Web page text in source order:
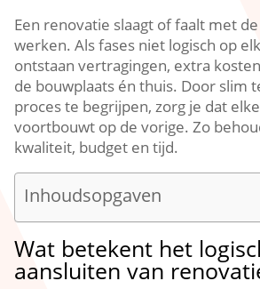
Een renovatie slaagt of faalt met
werken.​ Als fases niet logisch op
ontstaan vertragingen, extra
de bouwplaats én thuis.​ Door slim
proces te begrijpen, zorg je dat
voortbouwt op de vorige.​ Zo
kwaliteit, budget en tijd.​
Inhoudsopgaven
Wat betekent het
aansluiten van